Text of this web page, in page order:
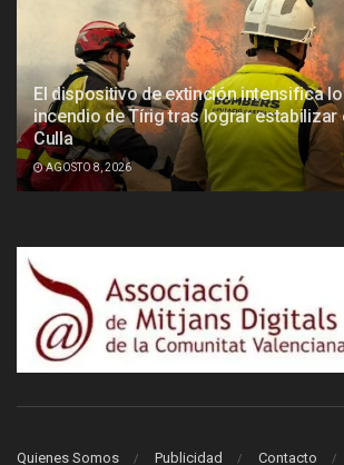
El dispositivo de extinción intensifica
incendio de Tírig tras lograr estabilizar
Culla
AGOSTO 8, 2026
Quienes Somos Publicidad Contacto